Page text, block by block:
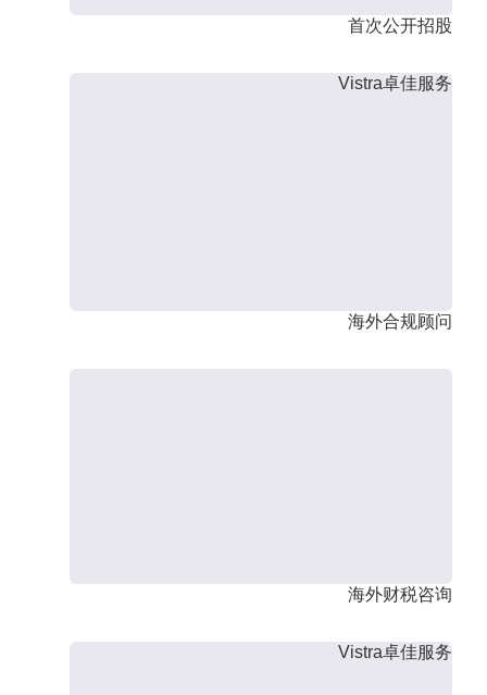
首次公开招股
Vistra卓佳服务
海外合规顾问
海外财税咨询
Vistra卓佳服务